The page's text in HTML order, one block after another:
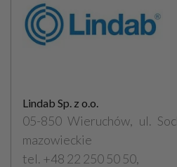
Lindab Sp. z o.o.
05-850 Wieruchów, ul.
mazowieckie
tel. +48 22 250 50 50,